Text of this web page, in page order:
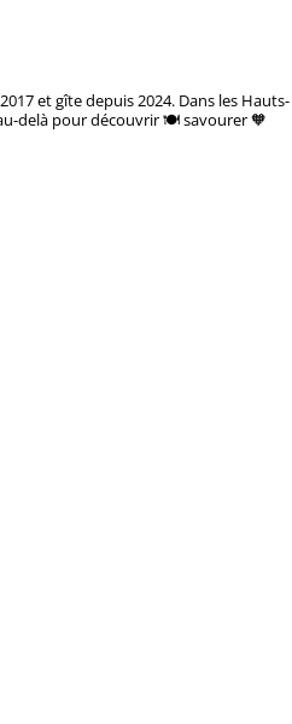
et gîte depuis 2024. Dans les Hauts-
delà pour découvrir 🍽️ savourer 🧡